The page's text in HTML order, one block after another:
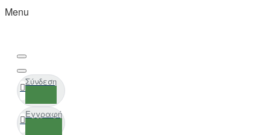
Menu
Σύνδεση
Εγγραφή